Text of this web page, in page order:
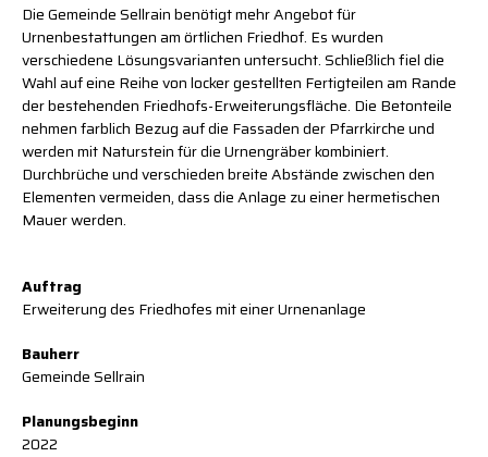
Die Gemeinde Sellrain benötigt mehr Angebot für
Urnenbestattungen am örtlichen Friedhof. Es wurden
verschiedene Lösungsvarianten untersucht. Schließlich fiel die
Wahl auf eine Reihe von locker gestellten Fertigteilen am Rande
der bestehenden Friedhofs-Erweiterungsfläche. Die Betonteile
nehmen farblich Bezug auf die Fassaden der Pfarrkirche und
werden mit Naturstein für die Urnengräber kombiniert.
Durchbrüche und verschieden breite Abstände zwischen den
Elementen vermeiden, dass die Anlage zu einer hermetischen
Mauer werden.
Auftrag
Erweiterung des Friedhofes mit einer Urnenanlage
Bauherr
Gemeinde Sellrain
Planungsbeginn
2022